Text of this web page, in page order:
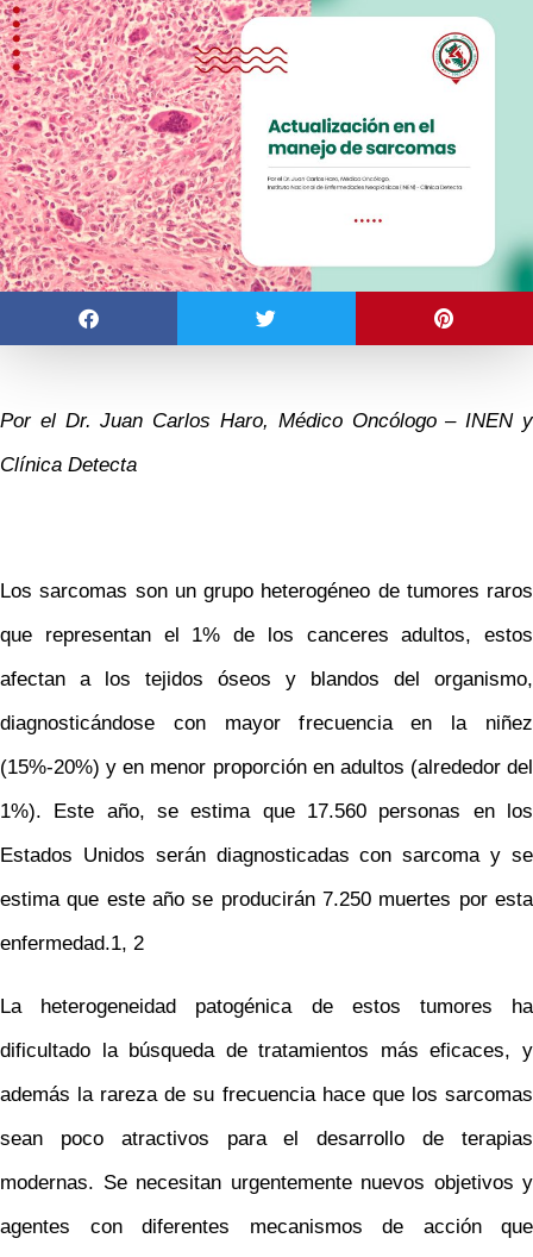
Por el Dr. Juan Carlos Haro, Médico Oncólogo – INEN y
Clínica Detecta
Los sarcomas son un grupo heterogéneo de tumores raros
que representan el 1% de los canceres adultos, estos
afectan a los tejidos óseos y blandos del organismo,
diagnosticándose con mayor frecuencia en la niñez
(15%-20%) y en menor proporción en adultos (alrededor del
1%). Este año, se estima que 17.560 personas en los
Estados Unidos serán diagnosticadas con sarcoma y se
estima que este año se producirán 7.250 muertes por esta
enfermedad.1, 2
La heterogeneidad patogénica de estos tumores ha
dificultado la búsqueda de tratamientos más eficaces, y
además la rareza de su frecuencia hace que los sarcomas
sean poco atractivos para el desarrollo de terapias
modernas. Se necesitan urgentemente nuevos objetivos y
agentes con diferentes mecanismos de acción que